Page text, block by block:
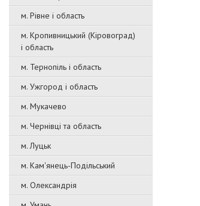
м. Рівне і область
м. Кропивницький (Кіровоград)
і область
м. Тернопіль і область
м. Ужгород і область
м. Мукачево
м. Чернівці та область
м. Луцьк
м. Кам'янець-Подільський
м. Олександрія